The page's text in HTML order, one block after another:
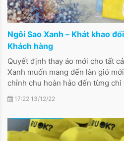
Ngôi Sao Xanh – Khát khao
Khách hàng
Quyết định thay áo mới cho tất
Xanh muốn mang đến làn gió
chỉnh chu hoàn hảo đến từng
khách hàng những trải nghiệm tốt
17:22 13/12/22